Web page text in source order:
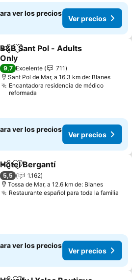
ver los precios
Ver precios
CompartirAñadir a favoritos
B&B Sant Pol - Adults
Only
Ver precios
9,7 Excelente
711
Sant Pol de Mar, a 16.3 km de: Blanes
Encantadora residencia de médico
reformada
ver los precios
Ver precios
CompartirAñadir a favoritos
Hotel Bergantí
5,5
1.162
Tossa de Mar, a 12.6 km de: Blanes
Restaurante español para toda la familia
ver los precios
Ver precios